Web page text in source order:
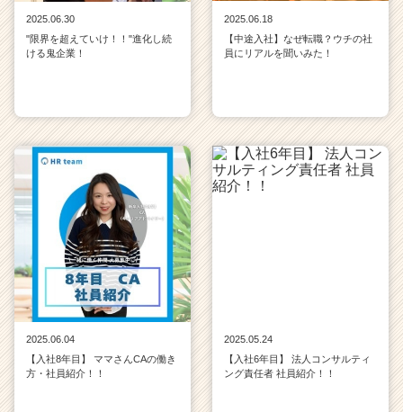
2025.06.30
"限界を超えていけ！！"進化し続
ける鬼企業！
2025.06.18
【中途入社】なぜ転職？ウチの社
員にリアルを聞いみた！
2025.06.04
【入社8年目】 ママさんCAの働き
方・社員紹介！！
2025.05.24
【入社6年目】 法人コンサルティ
ング責任者 社員紹介！！